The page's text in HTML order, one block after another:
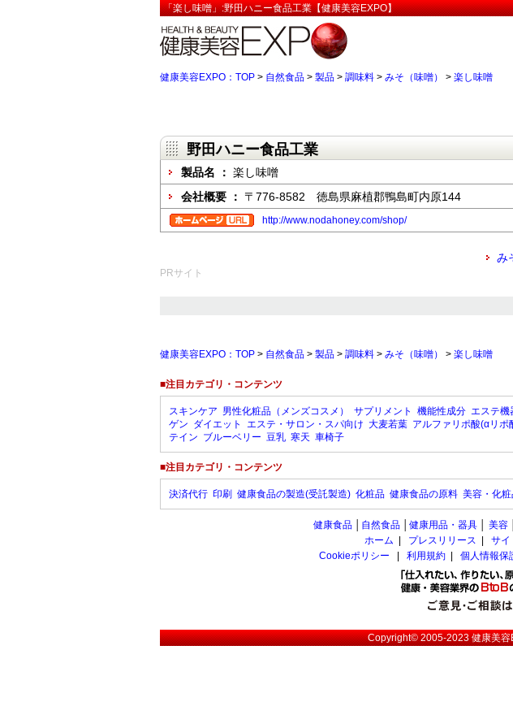
「楽し味噌」:野田ハニー食品工業【健康美容EXPO】
健康美容EXPO：TOP > 自然食品 > 製品 > 調味料 > みそ（味噌） > 楽し味噌
野田ハニー食品工業
製品名 ： 楽し味噌
会社概要 ： 〒776-8582 徳島県麻植郡鴨島町内原144
http://www.nodahoney.com/shop/
み
PRサイト
健康美容EXPO：TOP > 自然食品 > 製品 > 調味料 > みそ（味噌） > 楽し味噌
■注目カテゴリ・コンテンツ
スキンケア 男性化粧品（メンズコスメ） サプリメント 機能性成分 エステ機
ゲン ダイエット エステ・サロン・スパ向け 大麦若葉 アルファリポ酸(αリポ
テイン ブルーベリー 豆乳 寒天 車椅子
■注目カテゴリ・コンテンツ
決済代行 印刷 健康食品の製造(受託製造) 化粧品 健康食品の原料 美容・化
健康食品 自然食品 健康用品・器具 美容
ホーム
プレスリリース サイ
Cookieポリシー
利用規約 個人情報保
Copyright© 2005-2023健康美容